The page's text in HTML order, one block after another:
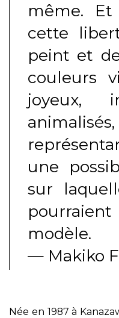
même.
cette
peint et
couleurs
joyeux,
une
sur
modèle.
— Makiko
Née en 1987 à